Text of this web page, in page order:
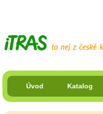
Úvod Katalog